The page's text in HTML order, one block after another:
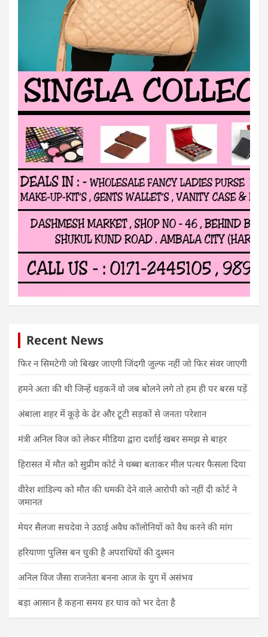
Recent News
फिर न सिमटेगी जो बिखर जाएगी जिंदगी जुल्फ नहीं जो फिर संवर जाएगी
हमने अता की थी जिन्हें धड़कनें वो जब बोलने लगे तो हम ही पर बरस पड़ें
अंबाला शहर में कूड़े के ढेर और टूटी सड़कों से जनता परेशान
मंत्री अनिल विज को लेकर मीडिया द्वारा दर्शाई खबर समझ से बाहर
हिरासत में मौत को सुप्रीम कोर्ट ने धब्बा बताकर मील पत्थर फैसला दिया
वीरेश शांडिल्य को मौत की धमकी देने वाले आरोपी को नहीं दी कोर्ट ने
जमानत
मेयर सैलजा सचदेवा ने उठाई अवैध कॉलोनियों को वैध करने की मांग
हरियाणा पुलिस बन चुकी है अपराधियों की दुश्मन
अनिल विज जैसा राजनेता बनना आज के युग में असंभव
बड़ा आसान है कहना समय हर घाव को भर देता है